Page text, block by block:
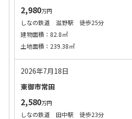
2,980万円
しなの鉄道 滋野駅 徒歩25分
建物面積：82.8㎡
土地面積：239.38㎡
2026年7月18日
東御市常田
2,580万円
しなの鉄道 田中駅 徒歩23分